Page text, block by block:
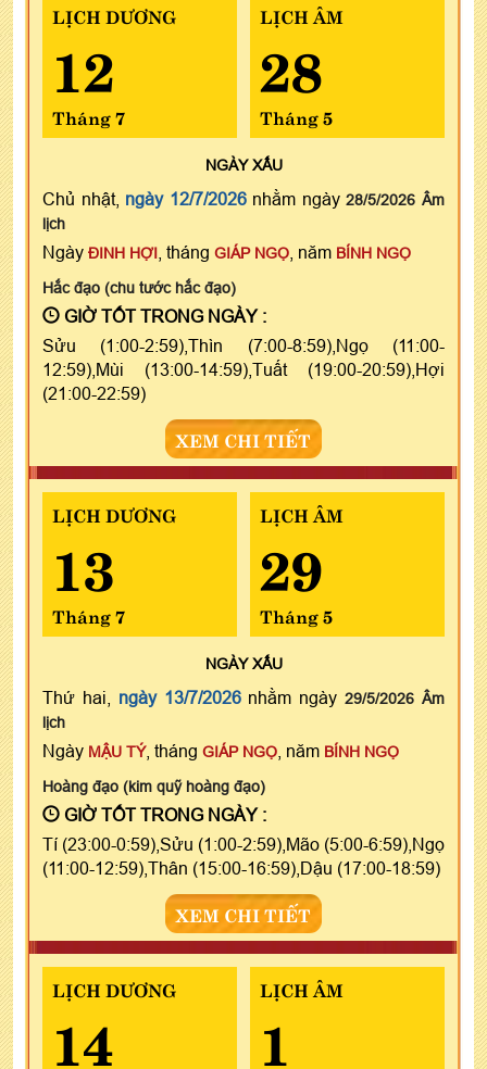
LỊCH DƯƠNG
12
Tháng 7
LỊCH ÂM
28
Tháng 5
NGÀYXẤU
Chủ nhật, ngày 12/7/2026nhằm ngày28/5/2026 Âm
lịch
Ngày ĐINH HỢI , tháng GIÁP NGỌ , năm BÍNH NGỌ
Hắc đạo (chu tước hắc đạo)
GIỜ TỐT TRONG NGÀY :
Sửu (1:00-2:59),Thìn (7:00-8:59),Ngọ (11:00-
12:59),Mùi (13:00-14:59),Tuất (19:00-20:59),Hợi
(21:00-22:59)
XEM CHI TIẾT
LỊCH DƯƠNG
13
Tháng 7
LỊCH ÂM
29
Tháng 5
NGÀYXẤU
Thứ hai, ngày 13/7/2026nhằm ngày29/5/2026 Âm
lịch
Ngày MẬU TÝ, tháng GIÁP NGỌ , năm BÍNH NGỌ
Hoàng đạo (kim quỹ hoàng đạo)
GIỜ TỐT TRONG NGÀY :
Tí (23:00-0:59),Sửu (1:00-2:59),Mão (5:00-6:59),Ngọ
(11:00-12:59),Thân (15:00-16:59),Dậu (17:00-18:59)
XEM CHI TIẾT
LỊCH DƯƠNG
14
LỊCH ÂM
1